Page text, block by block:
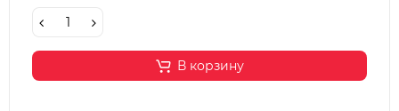
В корзину